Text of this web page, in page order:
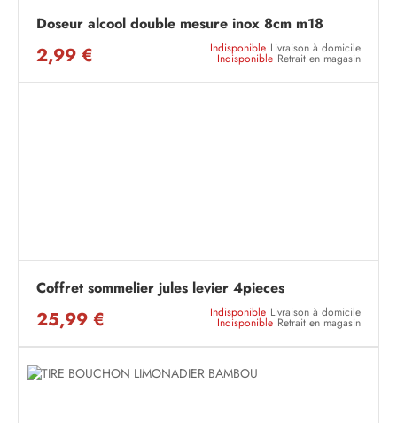
Doseur alcool double mesure inox 8cm m18
2,99 € Indisponible Livraison à domicile
Indisponible Retrait en magasin
Coffret sommelier jules levier 4pieces
25,99 € Indisponible Livraison à domicile
Indisponible Retrait en magasin